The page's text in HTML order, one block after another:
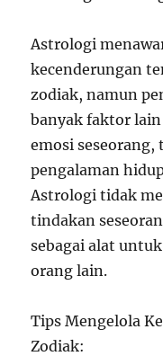
Astrologi
kecenderungan
zodiak, namun
banyak faktor
emosi
pengalaman
Astrologi tidak
tindakan
sebagai alat
orang lain.
Tips Mengelola
Zodiak: